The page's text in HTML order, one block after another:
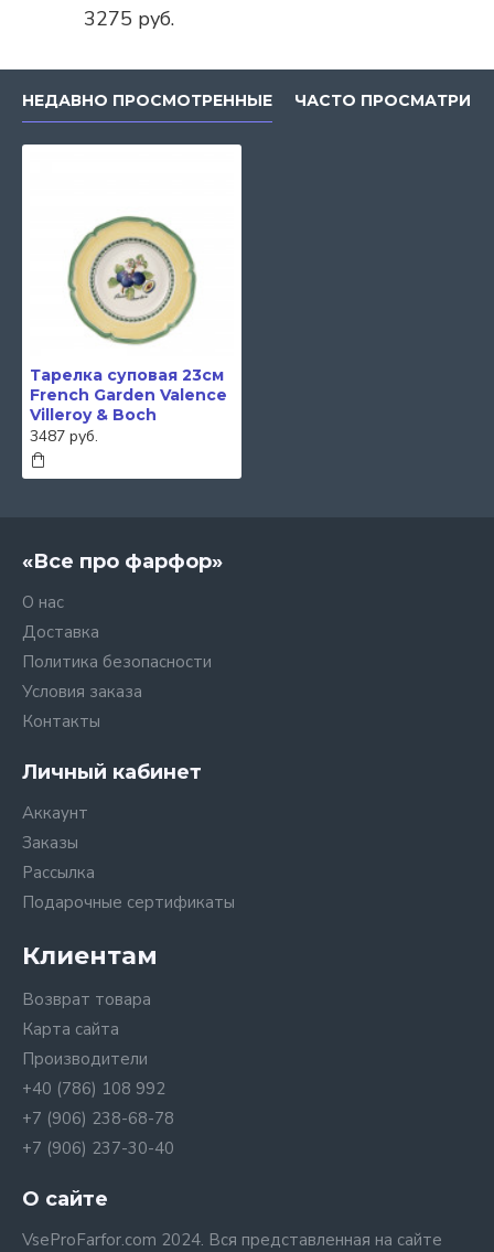
3275 руб.
НЕДАВНО ПРОСМОТРЕННЫЕ ЧАСТО
Тарелка суповая 23см
French Garden Valence
Villeroy & Boch
3487 руб.
«Все про фарфор»
О нас
Доставка
Политика безопасности
Условия заказа
Контакты
Личный кабинет
Аккаунт
Заказы
Рассылка
Подарочные сертификаты
Клиентам
Возврат товара
Карта сайта
Производители
+40 (786) 108 992
+7 (906) 238-68-78
+7 (906) 237-30-40
О сайте
VseProFarfor.com 2024. Вся представленная на сайте